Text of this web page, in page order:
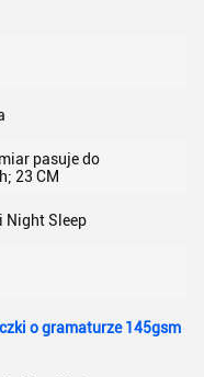
pasuje do
23 CM
Night Sleep
o gramaturze 145gsm